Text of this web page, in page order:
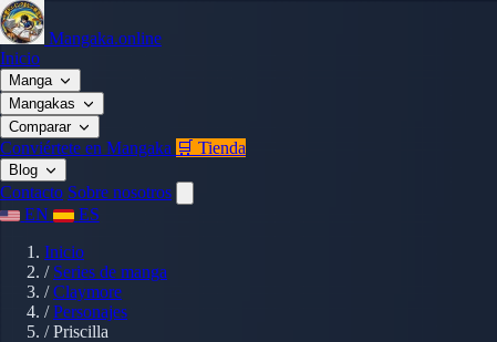
Mangaka.online
Inicio
Manga
Mangakas
Comparar
Conviértete en Mangaka 🛒 Tienda
Blog
Contacto Sobre nosotros
EN
ES
Inicio
/ Series de manga
/ Claymore
/ Personajes
/ Priscilla